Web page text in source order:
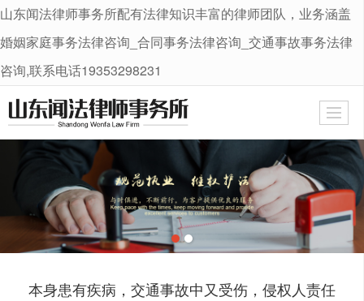
很遗憾，因您的浏览器版本过低导致无法获得最佳浏览体验，推荐下载安装谷歌浏览器！
山东闻法律师事务所配有法律知识丰富的律师团队，业务涵盖
婚姻家庭事务法律咨询_合同事务法律咨询_交通事故事务法律
咨询,联系电话19353298231
本身患有疾病，交通事故中又受伤，侵权人责任